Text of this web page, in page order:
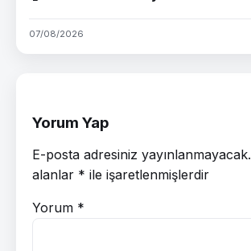
07/08/2026
Yorum Yap
E-posta adresiniz yayınlanmayacak.
alanlar * ile işaretlenmişlerdir
Yorum *